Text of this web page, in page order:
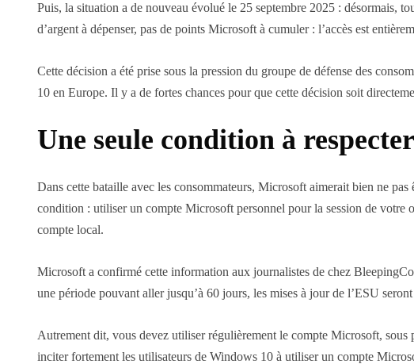
Puis, la situation a de nouveau évolué le 25 septembre 2025 : désormais,
d’argent à dépenser, pas de points Microsoft à cumuler : l’accès est
Cette décision a été prise sous la pression du groupe de défense des
10 en Europe. Il y a de fortes chances pour que cette décision soit
Une seule condition à
Dans cette bataille avec les consommateurs, Microsoft aimerait bien ne
condition : utiliser un compte Microsoft personnel pour la session de
compte local.
Microsoft a confirmé cette information aux journalistes de chez
une période pouvant aller jusqu’à 60 jours, les mises à jour de l’ESU
Autrement dit, vous devez utiliser régulièrement le compte Microsoft,
inciter fortement les utilisateurs de Windows 10 à utiliser un compte